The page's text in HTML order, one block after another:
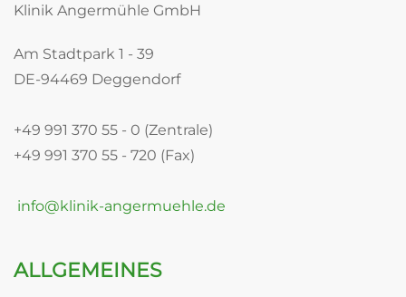
Klinik Angermühle GmbH
Am Stadtpark 1 - 39
DE-94469 Deggendorf
+49 991 370 55 - 0 (Zentrale)
+49 991 370 55 - 720 (Fax)
info@klinik-angermuehle.de
ALLGEMEINES